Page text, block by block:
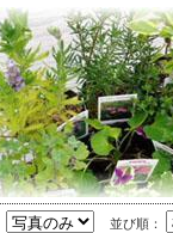
並び順：